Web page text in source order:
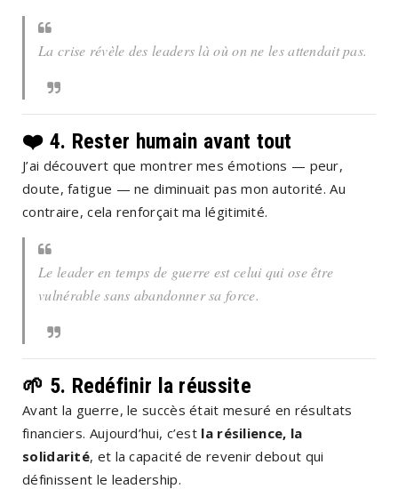
La crise révèle des leaders là où on ne les attendait pas.
❤️ 4. Rester humain avant tout
J’ai découvert que montrer mes émotions — peur,
doute, fatigue — ne diminuait pas mon autorité. Au
contraire, cela renforçait ma légitimité.
Le leader en temps de guerre est celui qui ose être
vulnérable sans abandonner sa force.
🌱 5. Redéfinir la réussite
Avant la guerre, le succès était mesuré en résultats
financiers. Aujourd’hui, c’est la résilience, la
solidarité, et la capacité derevenir debout qui
définissent le leadership.